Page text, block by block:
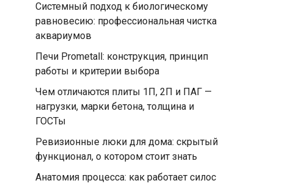
Системный подход к биологическому
равновесию: профессиональная чистка
аквариумов
Печи Prometall: конструкция, принцип
работы и критерии выбора
Чем отличаются плиты 1П, 2П и ПАГ —
нагрузки, марки бетона, толщина и
ГОСТы
Ревизионные люки для дома: скрытый
функционал, о котором стоит знать
Анатомия процесса: как работает силос